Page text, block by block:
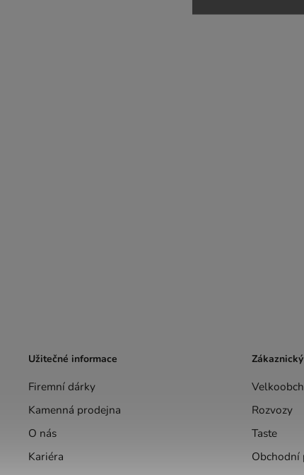
Užitečné informace
Firemní dárky
Kamenná prodejna
O nás
Kariéra
Rozvozy
Taste
Obchodní